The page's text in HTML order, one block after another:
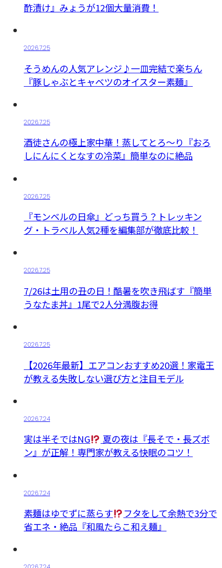
酢漬け』みょうが12個大量消費！
2026.7.25
そうめんの人気アレンジ♪一皿完結で楽ちん
『豚しゃぶとキャベツのオイスター素麺』
2026.7.25
酒徒さんの極上家中華！蒸してとろ〜り『おろ
しにんにくとなすの冷菜』簡単なのに絶品
2026.7.25
『モンベルの日傘』どっち買う？トレッキン
グ・トラベル人気2種を編集部が徹底比較！
2026.7.25
7/26は土用の丑の日！酷暑を吹き飛ばす『簡単
うなたま丼』1尾で2人分満腹お得
2026.7.25
【2026年最新】エアコンおすすめ20選！家電王
が教える失敗しない選び方と注目モデル
2026.7.24
実は半そではNG
夏の夜は『長そで・長ズボ
ン』が正解！専門家が教える快眠のコツ！
2026.7.24
素麺はゆでずに蒸らす
フタをして余熱で3分で
省エネ・絶品『和風たらこ和え麺』